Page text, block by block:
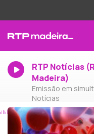
RTP Notícias
Madeira)
Emissão em
Notícias